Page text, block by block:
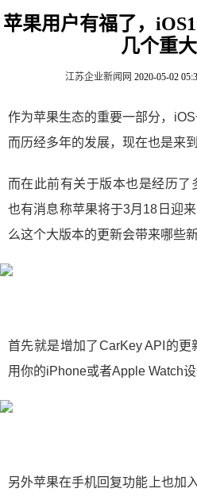
苹果用户有福了，
几个重
江苏企业新闻网 2020-05-02
作为苹果生态的重要一部分，iOS
而历经多年的发展，现在也是来
而在此前有关于版本也是经历了
也有消息称苹果将于3月18日迎
么这个大版本的更新会带来哪些新
首先就是增加了CarKey API的
用你的iPhone或者Apple Watch设
另外苹果在手机回复功能上也加